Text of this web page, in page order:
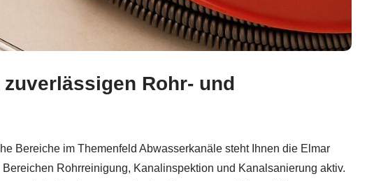
Rohrreparatur, Kanalsanierung, Kanalreinigung. ➡️ Elmar
Rohr- und
Bereiche im Themenfeld Abwasserkanäle steht Ihnen die Elmar
Rohrreinigung, Kanalinspektion und Kanalsanierung aktiv.